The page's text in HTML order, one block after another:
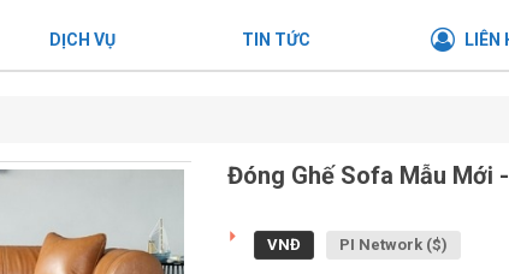
DỊCH VỤ TIN TỨC LIÊN
Đóng Ghế Sofa Mẫu Mới
VNĐ PI Network ($)